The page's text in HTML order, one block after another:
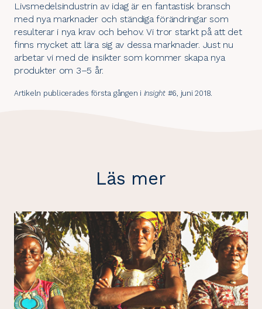
Livsmedelsindustrin av idag är en fantastisk bransch
med nya marknader och ständiga förändringar som
resulterar i nya krav och behov. Vi tror starkt på att det
finns mycket att lära sig av dessa marknader. Just nu
arbetar vi med de insikter som kommer skapa nya
produkter om 3–5 år.
Artikeln publicerades första gången i Insight#6, juni 2018.
Läs mer